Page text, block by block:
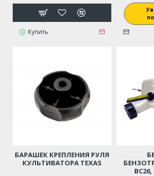
Купить
БАРАШЕК КРЕПЛЕНИЯ РУЛЯ
КУЛЬТИВАТОРА TEXAS
BC26,